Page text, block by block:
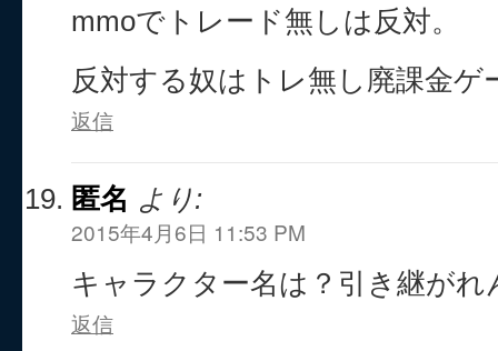
mmoでトレード無しは反対。
反対する奴はトレ無し廃課金ゲ
返信
匿名 より:
2015年4月6日 11:53 PM
キャラクター名は？引き継がれ
返信